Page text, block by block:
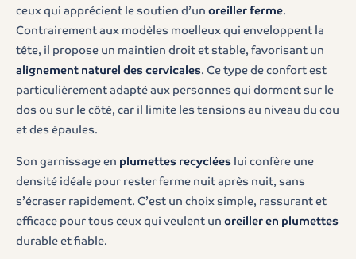
ceux qui apprécient le soutien d’un oreiller ferme.
Contrairement aux modèles moelleux qui enveloppent la
tête, il propose un maintien droit et stable, favorisant un
alignement naturel des cervicales. Ce type de confort est
particulièrement adapté aux personnes qui dorment sur le
dos ou sur le côté, car il limite les tensions au niveau du cou
et des épaules.
Son garnissage en plumettes recycléeslui confère une
densité idéale pour rester ferme nuit après nuit, sans
s’écraser rapidement. C’est un choix simple, rassurant et
efficace pour tous ceux qui veulent un oreiller en plumettes
durable et fiable.